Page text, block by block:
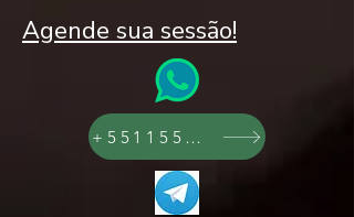
Agende sua sessão!
+551155993296